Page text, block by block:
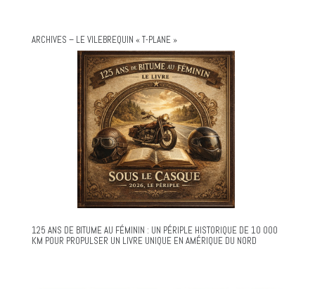
ARCHIVES – LE VILEBREQUIN « T-PLANE »
125 ANS DE BITUME AU FÉMININ : UN PÉRIPLE HISTORIQUE DE 10 000
KM POUR PROPULSER UN LIVRE UNIQUE EN AMÉRIQUE DU NORD